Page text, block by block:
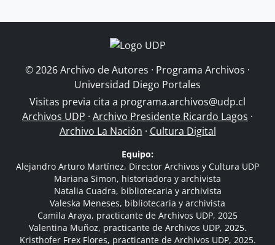
© 2026 Archivo de Autores · Programa Archivos ·
Universidad Diego Portales
Visitas previa cita a programa.archivos@udp.cl
Archivos UDP · Archivo Presidente Ricardo Lagos ·
Archivo La Nación · Cultura Digital
Equipo:
Alejandro Arturo Martínez, Director Archivos y Cultura UDP
Mariana Simon, historiadora y archivista
Natalia Cuadra, bibliotecaria y archivista
Valeska Meneses, bibliotecaria y archivista
Camila Araya, practicante de Archivos UDP, 2025
Valentina Muñoz, practicante de Archivos UDP, 2025.
Kristhofer Frex Flores, practicante de Archivos UDP, 2025.